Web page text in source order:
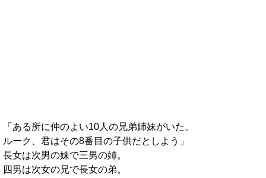
「ある所に仲のよい10人の兄弟姉妹がいた。
ルーク、君はその8番目の子供だとしよう」
長女は次男の妹で三男の姉。
四男は次女の兄で長女の弟。